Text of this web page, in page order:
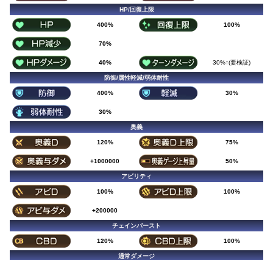
HP/回復上限
400% 100%
70%
40% 30%↑(要検証)
防御/属性軽減/弱体耐性
400% 30%
30%
奥義
120% 75%
+1000000 50%
アビリティ
100% 100%
+200000
チェインバースト
120% 100%
通常ダメージ